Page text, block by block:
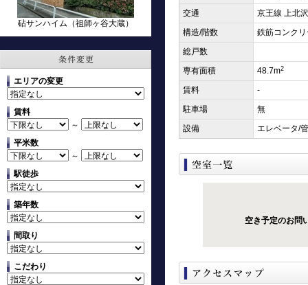
砧サンハイム（祖師ヶ谷大蔵）
エリアの変更
賃料
～
平米数
～
駅徒歩
築年数
間取り
こだわり
交通
京王線 上北
構造/階数
鉄筋コンク
総戸数
専有面積
48.7m2
賃料
-
駐車場
無
設備
エレベータ/
空き予定のお問